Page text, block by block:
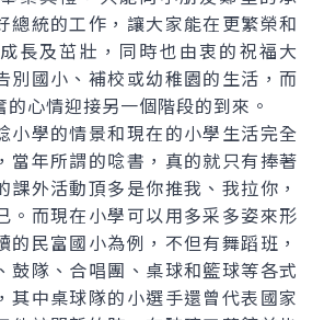
總統的工作，讓大家能在更繁榮和
長及茁壯，同時也由衷的祝福大
別國小、補校或幼稚園的生活，而
心情迎接另一個階段的到來。
小學的情景和現在的小學生活完全
當年所謂的唸書，真的就只有捧著
課外活動頂多是你推我、我拉你，
。而現在小學可以用多采多姿來形
的民富國小為例，不但有舞蹈班，
鼓隊、合唱團、桌球和籃球等各式
其中桌球隊的小選手還曾代表國家